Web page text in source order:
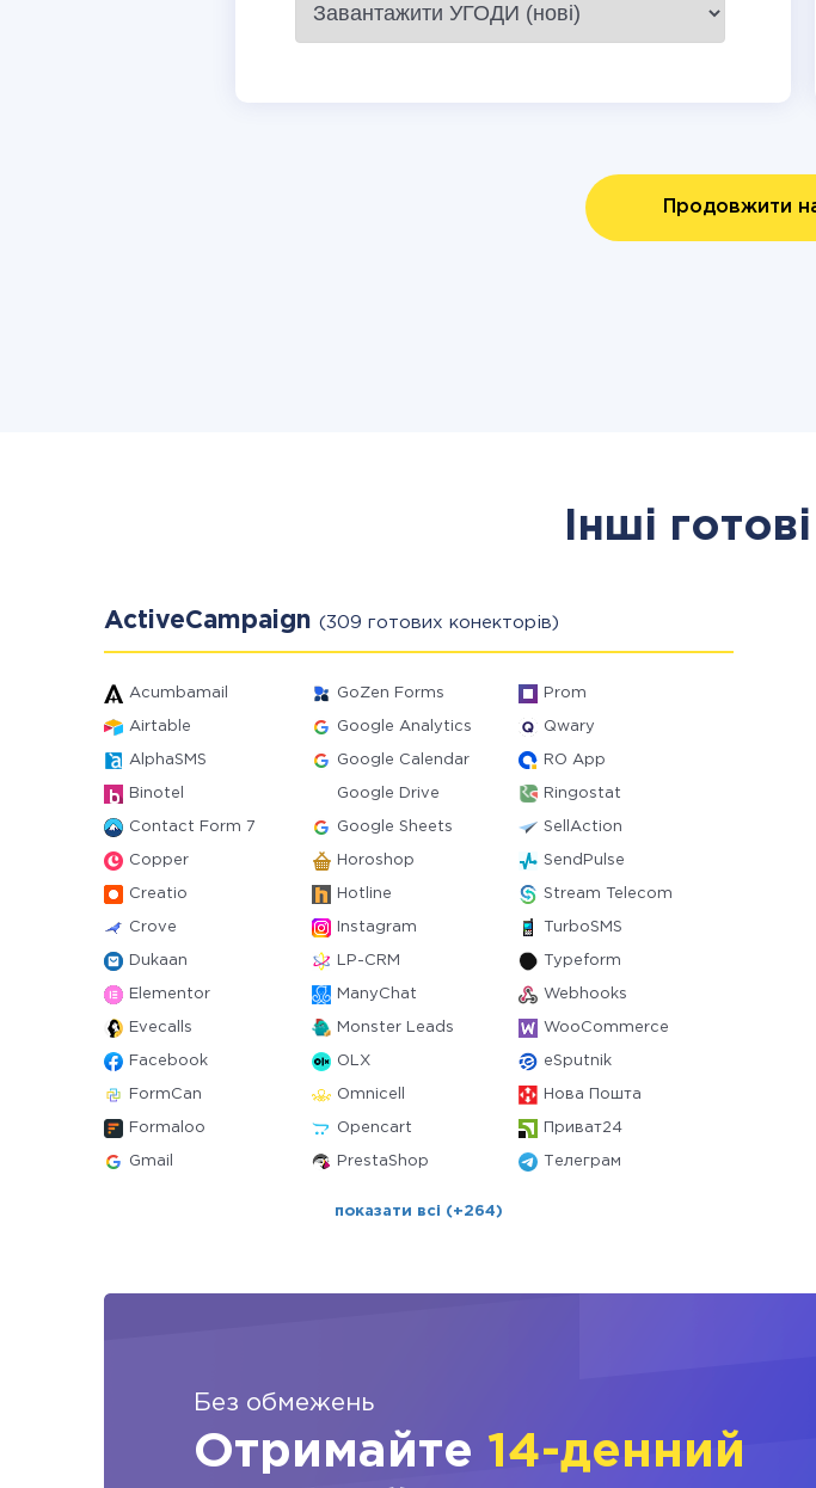
Продовжити
Інші
ActiveCampaign (309 готових конекторів)
Acumbamail GoZen Forms Prom
Airtable Google Analytics Qwary
AlphaSMS Google Calendar RO App
Binotel Google Drive Ringostat
Contact Form 7 Google Sheets SellAction
Copper Horoshop SendPulse
Creatio Hotline Stream Telecom
Crove Instagram TurboSMS
Dukaan LP-CRM Typeform
Elementor ManyChat Webhooks
Evecalls Monster Leads WooCommerce
Facebook OLX eSputnik
FormCan Omnicell Нова Пошта
Formaloo Opencart Приват24
Gmail PrestaShop Телеграм
показати всі (+264)
Без обмежень
Отримайте 14-денний